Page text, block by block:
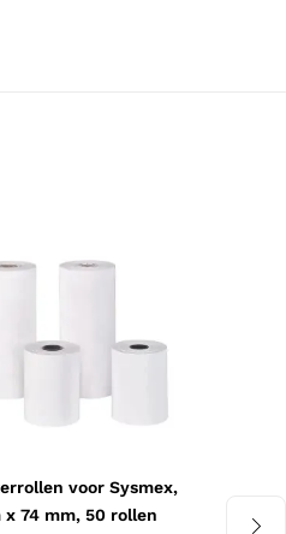
voor Sysmex,
x 74 mm, 50 rollen